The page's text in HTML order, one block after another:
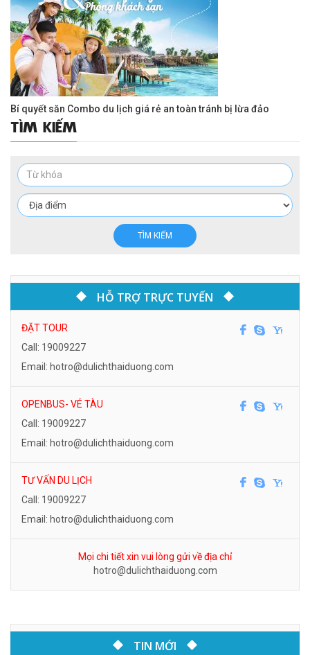
Bí quyết săn Combo du lịch giá rẻ an toàn tránh bị lừa đảo
TÌM KIẾM
TÌM KIẾM
HỖ TRỢ TRỰC TUYẾN
ĐẶT TOUR
Call: 19009227
Email: hotro@dulichthaiduong.com
OPENBUS- VÉ TÀU
Call: 19009227
Email: hotro@dulichthaiduong.com
TƯ VẤN DU LỊCH
Call: 19009227
Email: hotro@dulichthaiduong.com
Mọi chi tiết xin vui lòng gửi về địa chỉ
hotro@dulichthaiduong.com
TIN MỚI